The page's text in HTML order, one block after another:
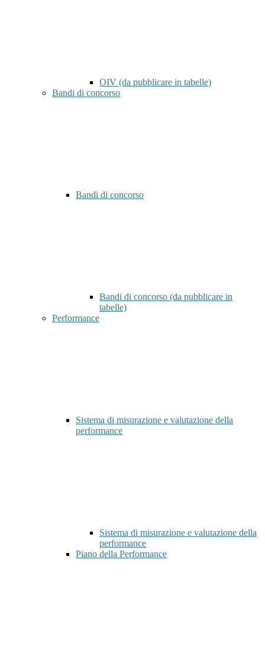
OIV (da pubblicare in tabelle)
Bandi di concorso
Bandi di concorso
Bandi di concorso (da pubblicare in
tabelle)
Performance
Sistema di misurazione e valutazione della
performance
Sistema di misurazione e valutazione della
performance
Piano della Performance